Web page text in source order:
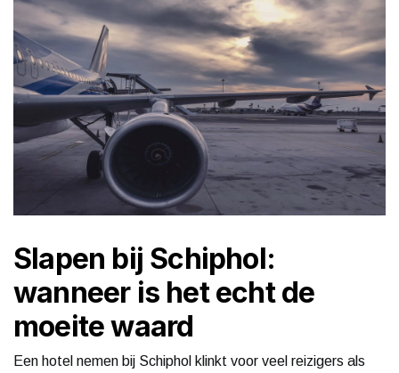
Slapen bij Schiphol:
wanneer is het echt de
moeite waard
Een hotel nemen bij Schiphol klinkt voor veel reizigers als